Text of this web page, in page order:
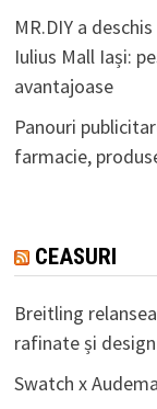
MR.DIY a
Iulius Mall Iași:
avantajoase
Panouri
farmacie,
CEASURI
Breitling
rafinate și
Swatch x